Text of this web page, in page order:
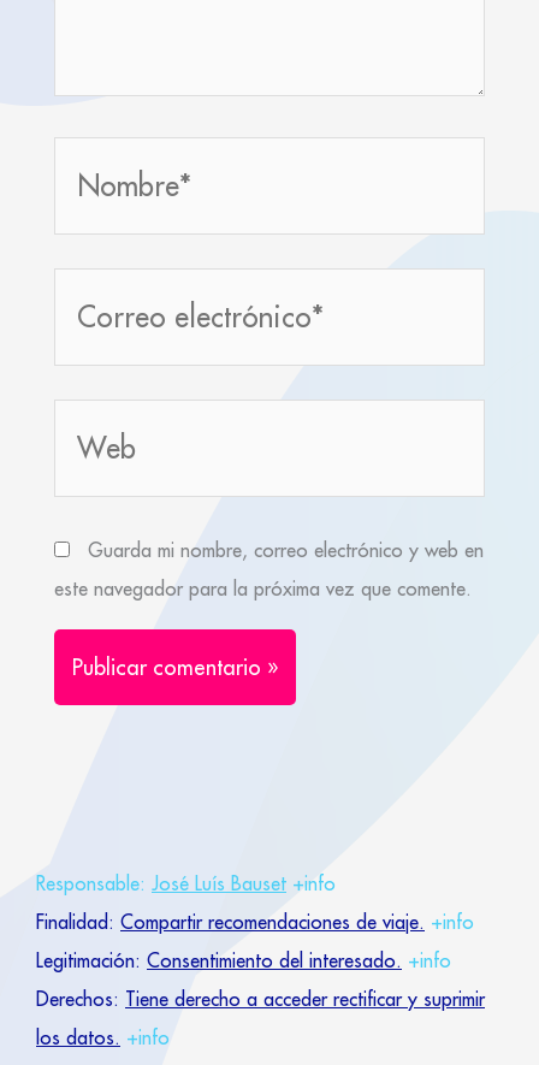
electrónico*
Guarda mi nombre, correo electrónico y web en
este navegador para la próxima vez que comente.
Responsable: José Luís Bauset +info
Finalidad: Compartir recomendaciones de viaje. +info
Legitimación: Consentimiento del interesado. +info
Derechos: Tiene derecho a acceder rectificar y suprimir
los datos. +info